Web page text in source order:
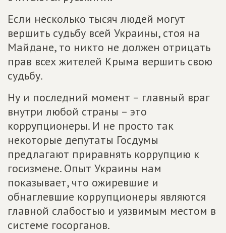
Если несколько тысяч людей могут
вершить судьбу всей Украины, стоя на
Майдане, то никто не должен отрицать
прав всех жителей Крыма вершить свою
судьбу.
Ну и последний момент – главный враг
внутри любой страны – это
коррупционеры. И не просто так
некоторые депутаты Госдумы
предлагают приравнять коррупцию к
госизмене. Опыт Украины нам
показывает, что ожиревшие и
обнаглевшие коррупционеры являются
главной слабостью и уязвимым местом в
системе госорганов.